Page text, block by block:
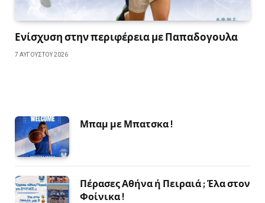
Ενίσχυση στην περιφέρεια με Παπαδογουλα
7 ΑΥΓΟΎΣΤΟΥ 2026
Μπαμ με Μπατσκα !
Πέρασες Αθήνα ή Πειραιά ; Έλα στον
Φοίνικα !